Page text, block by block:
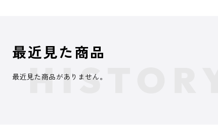
最近見た商品
最近見た商品がありません。